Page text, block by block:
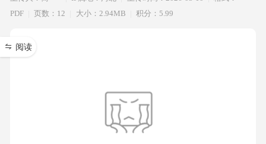
PDF
页数：12 大小：2.94MB 积分：5.99
阅读